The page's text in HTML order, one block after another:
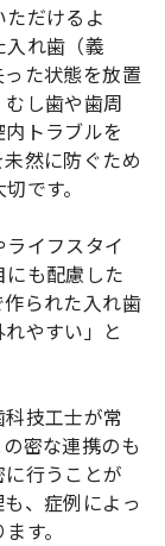
だけるよ
入れ歯（義
た状態を放置
し歯や歯周
トラブルを
然に防ぐため
です。
イフスタイ
も配慮した
られた入れ歯
やすい」と
技工士が常
密な連携のも
行うことが
、症例によっ
す。